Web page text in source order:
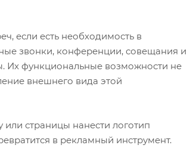
если есть необходимость в
звонки, конференции, совещания и
Их функциональные возможности не
внешнего вида этой
страницы нанести логотип
в рекламный инструмент.